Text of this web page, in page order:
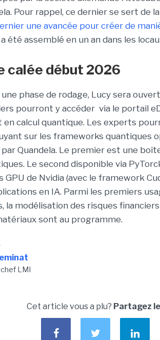
Pour rappel, ce dernier se sert de
une avancée pour créer de
été assemblé en un an dans les
calée début 2026
phase de rodage, Lucy sera
pourront y accéder via le portail
en calcul quantique. Les experts
sur les frameworks quantiques
Quandela. Le premier est une
Le second disponible via
GPU de Nvidia (avec le framework
en IA. Parmi les premiers
la modélisation des risques
sont au programme.
LMI
Cet article vous a plu? Partagez